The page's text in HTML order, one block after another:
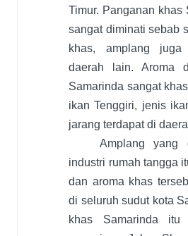
Timur. Panganan khas
sangat diminati sebab
khas, amplang
daerah lain. Aroma
Samarinda sangat
ikan Tenggiri, jenis
jarang terdapat di
Amplang yang
industri rumah tangga
dan aroma khas
di seluruh sudut kota
khas Samarinda